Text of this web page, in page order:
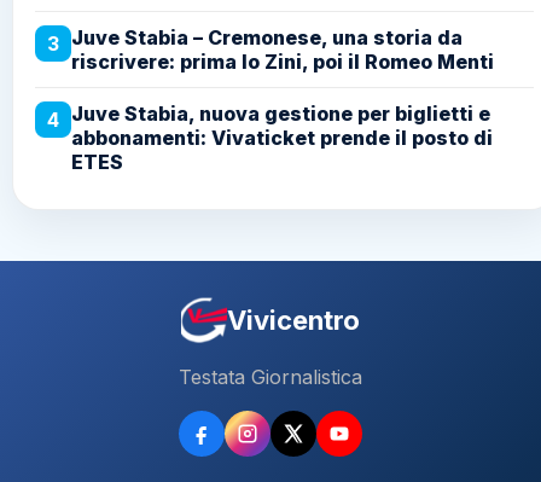
3 Juve Stabia – Cremonese, una storia da
riscrivere: prima lo Zini, poi il Romeo Menti
4 Juve Stabia, nuova gestione per biglietti e
abbonamenti: Vivaticket prende il posto di
ETES
Vivicentro
Testata Giornalistica